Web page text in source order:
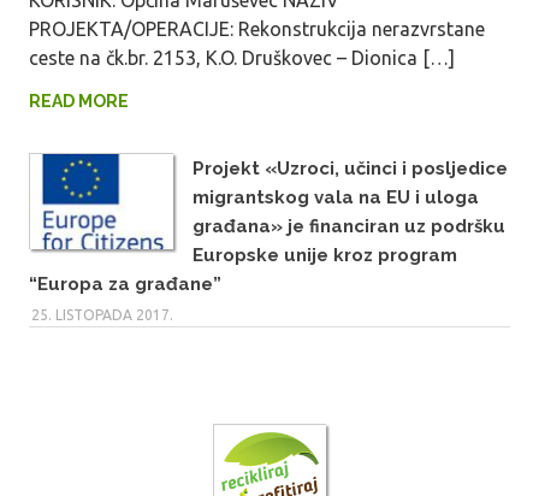
PROJEKTA/OPERACIJE: Rekonstrukcija nerazvrstane
ceste na čk.br. 2153, K.O. Druškovec – Dionica […]
READ MORE
Projekt «Uzroci, učinci i posljedice
migrantskog vala na EU i uloga
građana» je financiran uz podršku
Europske unije kroz program
“Europa za građane”
25. LISTOPADA 2017.